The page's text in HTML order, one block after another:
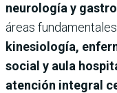
neurología y
áreas
kinesiología,
social y aula
atención integral